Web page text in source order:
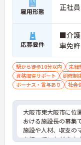
雇用形態 正社
応募要件
■介護
車免
駅から徒歩10分以内 未経
資格取得サポート
研修制
ボーナス・賞与あり
社会
大阪市東大阪市に位
おける施設長の募集で
施設や人材、収支の
を行っていただきま